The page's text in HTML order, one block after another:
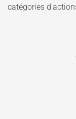
catégories